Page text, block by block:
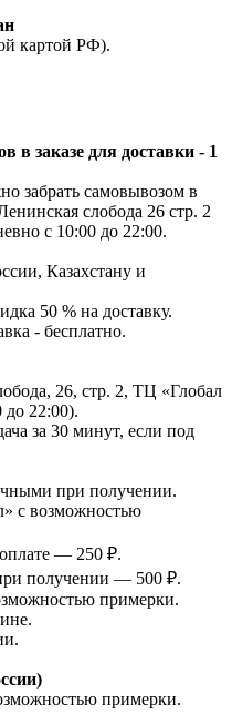
картой РФ).
в заказе для доставки - 1
забрать самовывозом в
слобода 26 стр. 2
с 10:00 до 22:00.
Казахстану и
50 % на доставку.
- бесплатно.
26, стр. 2, ТЦ «Глобал
22:00).
за 30 минут, если под
при получении.
с возможностью
— 250 ₽.
получении — 500 ₽.
примерки.
примерки.